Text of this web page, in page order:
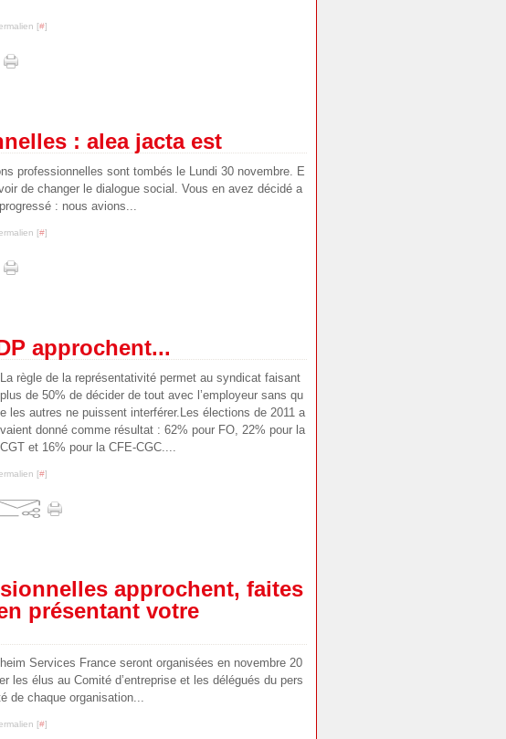
[#]
: alea jacta est
professionnelles sont tombés le Lundi 30 novembre. E
de changer le dialogue social. Vous en avez décidé a
: nous avions...
[#]
approchent...
La règle de la représentativité permet au syndicat faisant
plus de 50% de décider de tout avec l’employeur sans qu
e les autres ne puissent interférer.Les élections de 2011 a
vaient donné comme résultat : 62% pour FO, 22% pour la
CGT et 16% pour la CFE-CGC....
[#]
approchent, faites
présentant votre
Services France seront organisées en novembre 20
les élus au Comité d’entreprise et les délégués du pers
de chaque organisation...
[#]